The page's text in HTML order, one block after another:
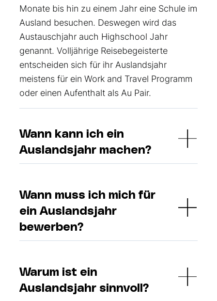
Monate bis hin zu einem Jahr eine Schule im
Ausland besuchen. Deswegen wird das
Austauschjahr auch Highschool Jahr
genannt. Volljährige Reisebegeisterte
entscheiden sich für ihr Auslandsjahr
meistens für ein Work and Travel Programm
oder einen Aufenthalt als Au Pair.
Wann kann ich ein
Auslandsjahr machen?
Wann muss ich mich für
ein Auslandsjahr
bewerben?
Warum ist ein
Auslandsjahr sinnvoll?